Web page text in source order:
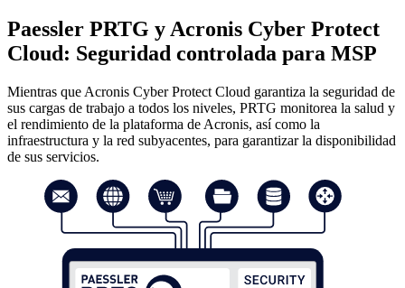
Paessler PRTG y Acronis Cyber Protect
Cloud: Seguridad controlada para MSP
Mientras que Acronis Cyber Protect Cloud garantiza la seguridad de
sus cargas de trabajo a todos los niveles, PRTG monitorea la salud y
el rendimiento de la plataforma de Acronis, así como la
infraestructura y la red subyacentes, para garantizar la disponibilidad
de sus servicios.